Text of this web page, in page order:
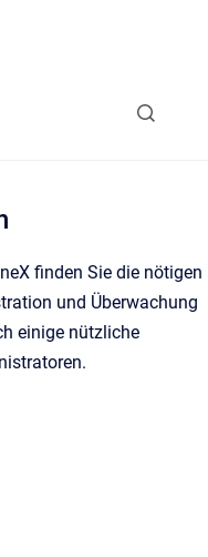
to homepage
finden Sie die nötigen
und Überwachung
einige nützliche